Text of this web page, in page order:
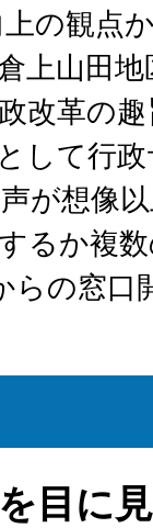
の観点
上山田
改革の
して行
が想像
るか複
らの窓口
目に